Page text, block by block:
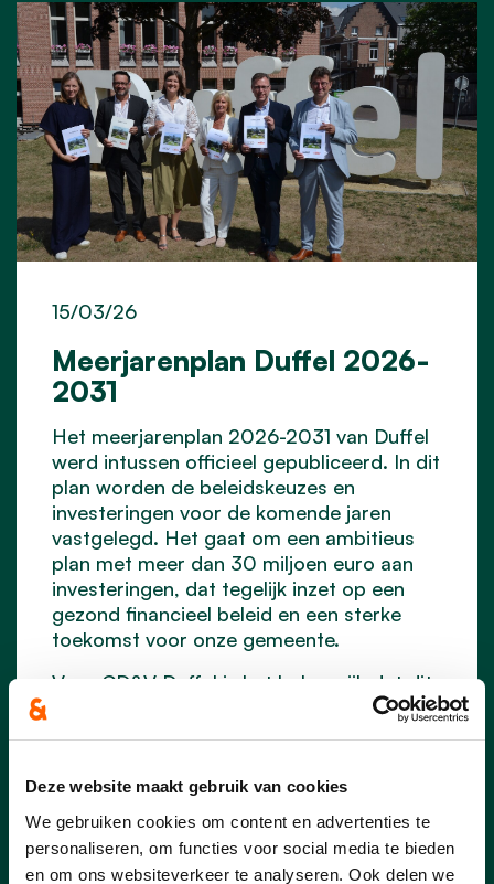
Deze website maakt gebruik van cookies
We gebruiken cookies om content en advertenties te
personaliseren, om functies voor social media te bieden
en om ons websiteverkeer te analyseren. Ook delen we
Meerjarenplan Duffel 2026-
2031
15/03/26
Het meerjarenplan 2026-2031 van Duffel
werd intussen officieel gepubliceerd. In dit
plan worden de beleidskeuzes en
investeringen voor de komende jaren
vastgelegd. Het gaat om een ambitieus
plan met meer dan 30 miljoen euro aan
investeringen, dat tegelijk inzet op een
gezond financieel beleid en een sterke
toekomst voor onze gemeente.
Voor CD&V Duffel is het belangrijk dat dit
de basis vormen van een sterke
Enkele belangrijke accenten uit het
meerjarenplan zijn: